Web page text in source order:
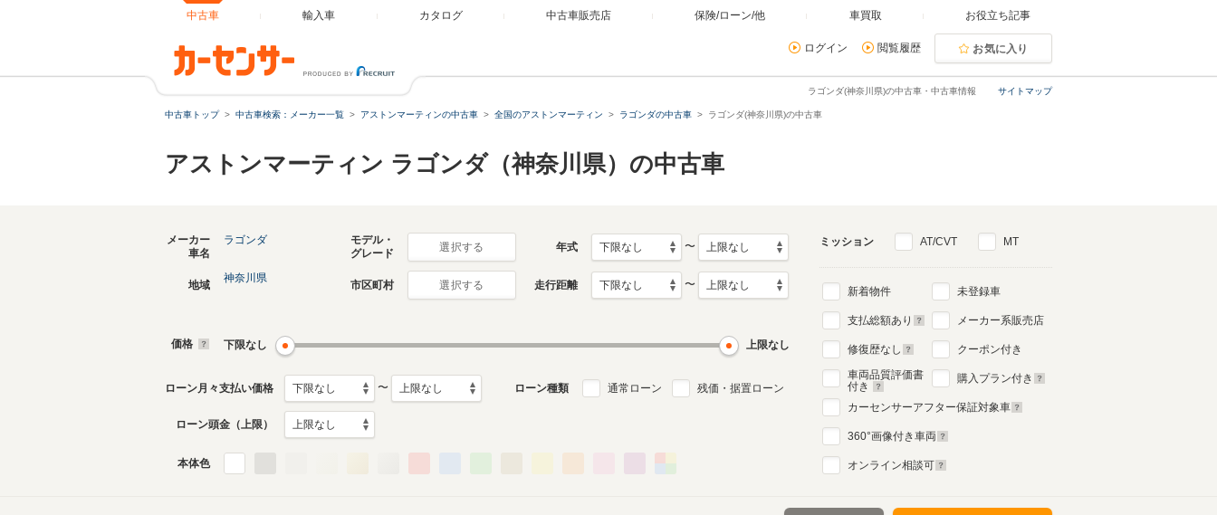
中古車 輸入車 カタログ 中古車販売店 保険/ローン/他 車買取 お役立ち記事
ログイン 閲覧履歴 お気に入り
サイトマップ
ラゴンダ(神奈川県)の中古車・中古車情報
中古車トップ 中古車検索：メーカー一覧 アストンマーティンの中古車 全国のアストンマーティン ラゴンダの中古車 ラゴンダ(神奈川県)の中古車
アストンマーティン ラゴンダ（神奈川県）の中古車
メーカー
車名
ラゴンダ
モデル・
グレード
選択する 年式 〜
地域
神奈川県
市区町村 選択する 走行距離 〜
価格 下限なし 上限なし
ローン月々支払い価格 〜 ローン種類 通常ローン 残価・据置ローン
ローン頭金（上限）
本体色
ミッション AT/CVT MT
新着物件
支払総額あり
修復歴なし
車両品質評価書
付き
未登録車
メーカー系販売店
クーポン付き
購入プラン付き
カーセンサーアフター保証対象車
360°画像付き車両
オンライン相談可